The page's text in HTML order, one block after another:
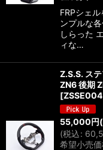
FRPシェ
ンプルな
しらった
ィな…
Z.S.S. ス
ZN6 後期
[
55,000円
(税込:
希望小売価